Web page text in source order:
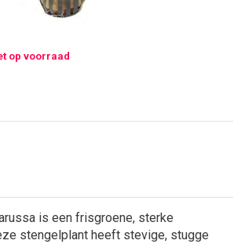
op voorraad
is een frisgroene, sterke
stengelplant heeft stevige, stugge